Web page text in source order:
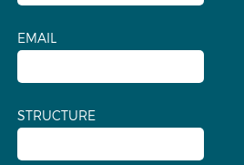
EMAIL
STRUCTURE